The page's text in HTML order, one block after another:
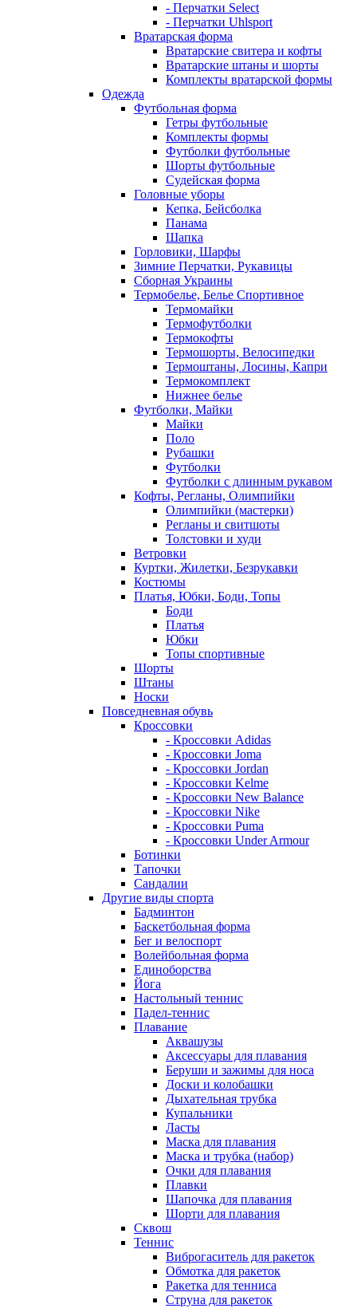
- Перчатки Select
- Перчатки Uhlsport
Вратарская форма
Вратарские свитера и кофты
Вратарские штаны и шорты
Комплекты вратарской формы
Одежда
Футбольная форма
Гетры футбольные
Комплекты формы
Футболки футбольные
Шорты футбольные
Судейская форма
Головные уборы
Кепка, Бейсболка
Панама
Шапка
Горловики, Шарфы
Зимние Перчатки, Рукавицы
Сборная Украины
Термобелье, Белье Спортивное
Термомайки
Термофутболки
Термокофты
Термошорты, Велосипедки
Термоштаны, Лосины, Капри
Термокомплект
Нижнее белье
Футболки, Майки
Майки
Поло
Рубашки
Футболки
Футболки с длинным рукавом
Кофты, Регланы, Олимпийки
Олимпийки (мастерки)
Регланы и свитшоты
Толстовки и худи
Ветровки
Куртки, Жилетки, Безрукавки
Костюмы
Платья, Юбки, Боди, Топы
Боди
Платья
Юбки
Топы спортивные
Шорты
Штаны
Носки
Повседневная обувь
Кроссовки
- Кроссовки Adidas
- Кроссовки Joma
- Кроссовки Jordan
- Кроссовки Kelme
- Кроссовки New Balance
- Кроссовки Nike
- Кроссовки Puma
- Кроссовки Under Armour
Ботинки
Тапочки
Сандалии
Другие виды спорта
Бадминтон
Баскетбольная форма
Бег и велоспорт
Волейбольная форма
Единоборства
Йога
Настольный теннис
Падел-теннис
Плавание
Аквашузы
Аксессуары для плавания
Беруши и зажимы для носа
Доски и колобашки
Дыхательная трубка
Купальники
Ласты
Маска для плавания
Маска и трубка (набор)
Очки для плавания
Плавки
Шапочка для плавания
Шорти для плавания
Сквош
Теннис
Виброгаситель для ракеток
Обмотка для ракеток
Ракетка для тенниса
Струна для ракеток